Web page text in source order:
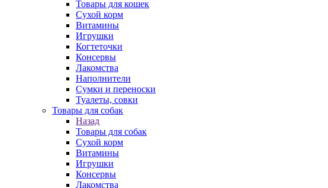
Товары для кошек
Cухой корм
Витамины
Игрушки
Когтеточки
Консервы
Лакомства
Наполнители
Сумки и переноски
Туалеты, совки
Товары для собак
Назад
Товары для собак
Cухой корм
Витамины
Игрушки
Консервы
Лакомства